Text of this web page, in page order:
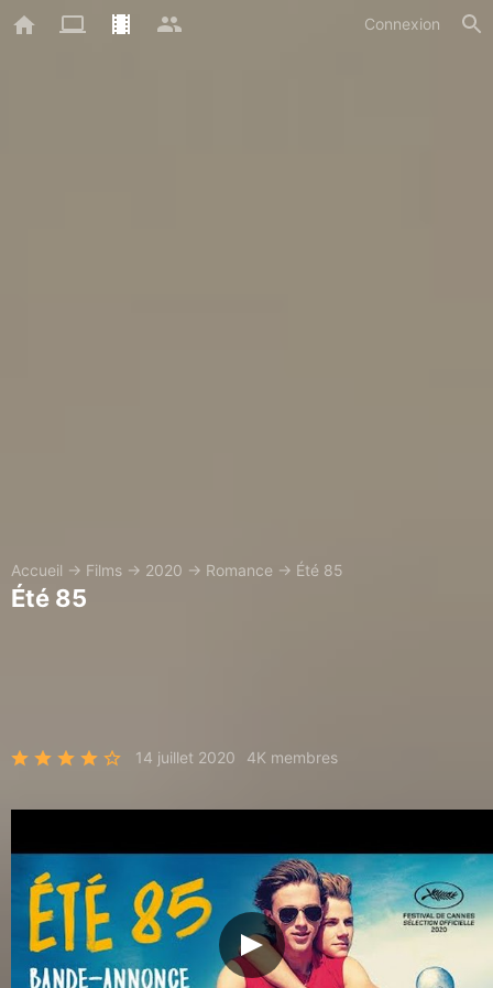
Connexion
Accueil → Films → 2020 → Romance → Été 85
Été 85
14 juillet 2020 4K membres